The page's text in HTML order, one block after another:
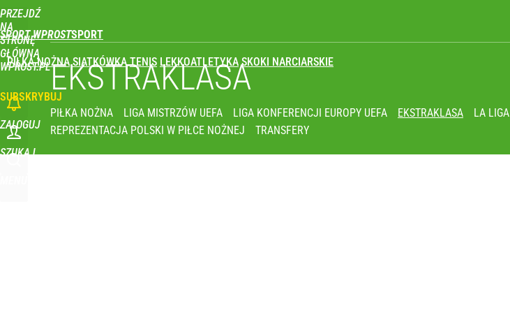
PRZEJDŹ
NA
STRONĘ
GŁÓWNĄ
WPROST.PL
SPORT WPROST
PIŁKA NOŻNA SIATKÓWKA TENIS LEKKOATLETYKA SKOKI NARCIARSKIE
SUBSKRYBUJ
ZALOGUJ
SZUKAJ
Co za cios dla reprezentacji Polski! Kontuzja i operacja zamiast mistrzostw Europy
dodaj
EKSTRAKLASA
PIŁKA NOŻNA LIGA MISTRZÓW UEFA LIGA KONFERENCJI EUROPY UEFA EKSTRAKLASA LA LIGA
REPREZENTACJA POLSKI W PIŁCE NOŻNEJ
TRANSFERY